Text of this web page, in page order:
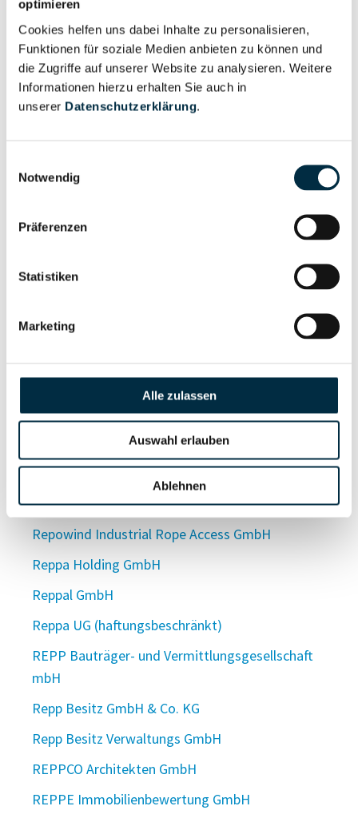
optimieren
Cookies helfen uns dabei Inhalte zu personalisieren,
Funktionen für soziale Medien anbieten zu können und
die Zugriffe auf unserer Website zu analysieren. Weitere
Informationen hierzu erhalten Sie auch in
unserer Datenschutzerklärung.
Notwendig
Präferenzen
Statistiken
Marketing
Alle zulassen
Auswahl erlauben
Ablehnen
Repowering Windpark Listrup GmbH & Co. KG
Repowering Windpark Lünne GmbH & Co. KG
Repowering Windpark Ohlenbrook GmbH & Co. KG
Repowering Windpark Wittmund Bau- und Betriebs
Repowering Windpark Wittmund GmbH & Co. KG
GmbH & Co. KG
II GmbH & Co. KG
KG
(haftungsbeschränkt)
Repower NW GmbH & Co. KG
Repower NW Verwaltungs-GmbH
Repower Solution GmbH
Repower Striewe GmbH & Co. KG
Repowind Industrial Rope Access GmbH
Reppa Holding GmbH
Reppal GmbH
Reppa UG (haftungsbeschränkt)
REPP Bauträger- und Vermittlungsgesellschaft
mbH
Repp Besitz GmbH & Co. KG
Repp Besitz Verwaltungs GmbH
REPPCO Architekten GmbH
REPPE Immobilienbewertung GmbH